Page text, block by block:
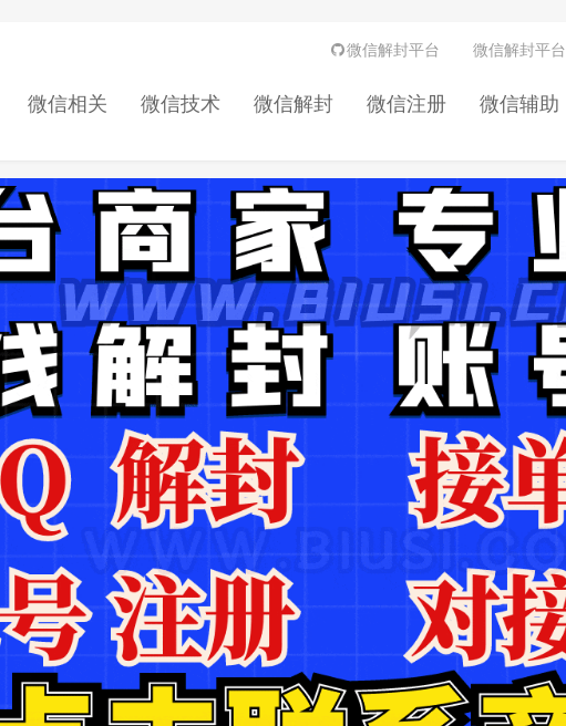
微信相关 微信技术 微信解封 微信注册 微信辅助
微信解封平台 微信解封平台